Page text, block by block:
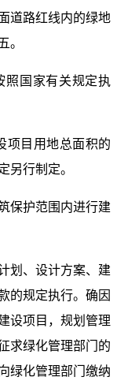
道路红线内的绿地
。
照国家有关规定执
项目用地总面积的
另行制定。
保护范围内进行建
划、设计方案、建
的规定执行。确因
设项目，规划管理
求绿化管理部门的
绿化管理部门缴纳